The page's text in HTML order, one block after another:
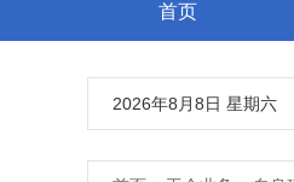
首页
2026年8月8日 星期六
广东省总工会关于公开选